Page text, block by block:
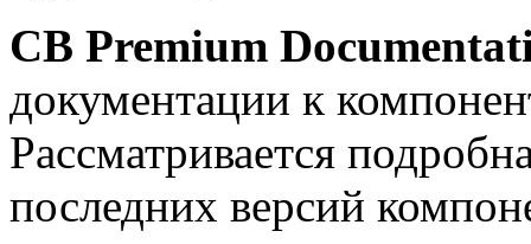
CB Premium
документации к
Рассматривается
последних версий